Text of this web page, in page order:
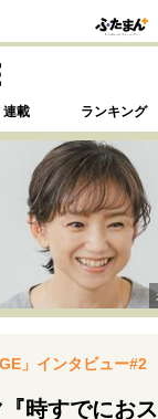
連載 ランキング
マで探す
決断の裏側
」インタビュー#2
時すでにお